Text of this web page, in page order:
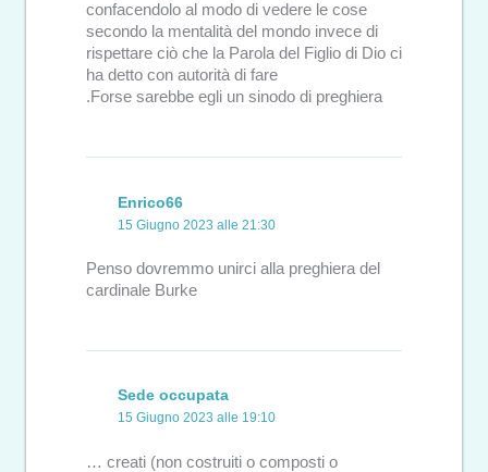
confacendolo al modo di vedere le cose
secondo la mentalità del mondo invece di
rispettare ciò che la Parola del Figlio di Dio ci
ha detto con autorità di fare
.Forse sarebbe egli un sinodo di preghiera
Enrico66
15 Giugno 2023 alle 21:30
Penso dovremmo unirci alla preghiera del
cardinale Burke
Sede occupata
15 Giugno 2023 alle 19:10
… creati (non costruiti o composti o